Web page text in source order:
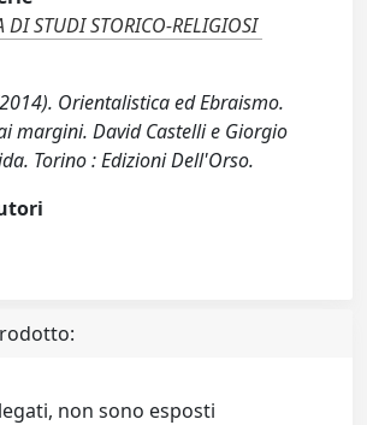
DI STUDI STORICO-RELIGIOSI
Orientalistica ed Ebraismo.
margini. David Castelli e Giorgio
Torino : Edizioni Dell'Orso.
non sono esposti